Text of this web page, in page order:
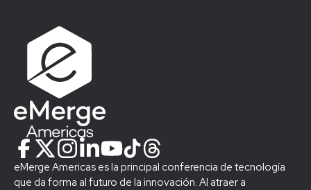
eMerge Americas es la principal conferencia de tecnología
que da forma al futuro de la innovación. Al atraer a